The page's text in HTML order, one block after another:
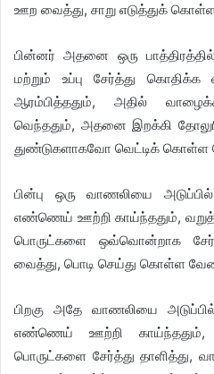
ஊற வைத்து, சாறு எடுத்துக்
பின்னர் அதனை ஒரு
மற்றும் உப்பு சேர்த்து கொதிக்க
ஆரம்பித்ததும், அதில்
வெந்ததும், அதனை இறக்கி
துண்டுகளாகவோ வெட்டிக் கொள்ள
பின்பு ஒரு வாணலியை
எண்ணெய் ஊற்றி காய்ந்ததும்,
பொருட்களை ஒவ்வொன்றாக
வைத்து, பொடி செய்து கொள்ள
பிறகு அதே வாணலியை
எண்ணெய் ஊற்றி காய்ந்ததும்,
பொருட்களை சேர்த்து தாளித்து,